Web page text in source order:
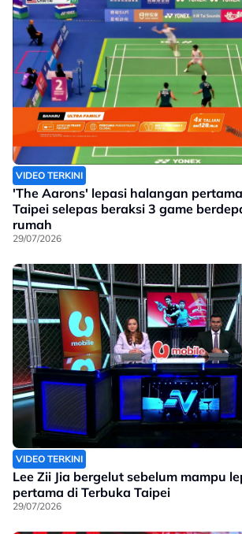
VIDEO TERKINI
'The Aarons' lepasi halangan
Taipei selepas beraksi 3 game
rumah
29/07/2026
VIDEO TERKINI
Lee Zii Jia bergelut sebelum mampu
pertama di Terbuka Taipei
29/07/2026